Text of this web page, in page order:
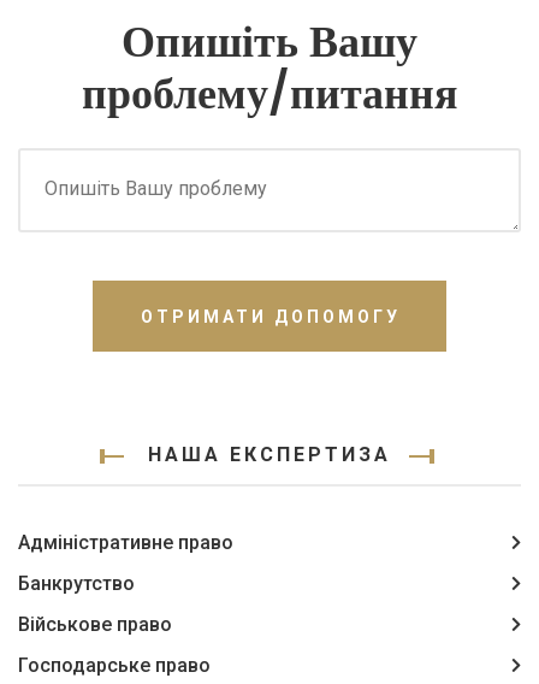
Опишіть Вашу
проблему/питання
ОТРИМАТИ ДОПОМОГУ
НАША ЕКСПЕРТИЗА
Адміністративне право
Банкрутство
Військове право
Господарське право